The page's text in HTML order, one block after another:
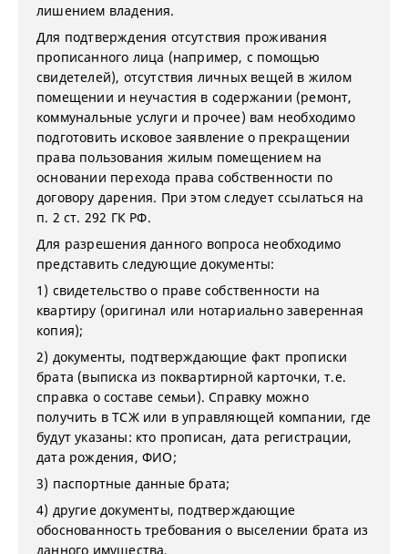
лишением владения.
Для подтверждения отсутствия проживания
прописанного лица (например, с помощью
свидетелей), отсутствия личных вещей в жилом
помещении и неучастия в содержании (ремонт,
коммунальные услуги и прочее) вам необходимо
подготовить исковое заявление о прекращении
права пользования жилым помещением на
основании перехода права собственности по
договору дарения. При этом следует ссылаться на
п. 2 ст. 292 ГК РФ.
Для разрешения данного вопроса необходимо
представить следующие документы:
1) свидетельство о праве собственности на
квартиру (оригинал или нотариально заверенная
копия);
2) документы, подтверждающие факт прописки
брата (выписка из поквартирной карточки, т.е.
справка о составе семьи). Справку можно
получить в ТСЖ или в управляющей компании, где
будут указаны: кто прописан, дата регистрации,
дата рождения, ФИО;
3) паспортные данные брата;
4) другие документы, подтверждающие
обоснованность требования о выселении брата из
данного имущества.